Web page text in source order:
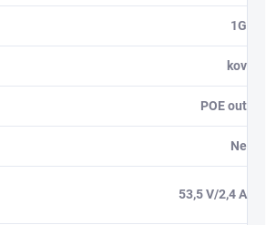
1G
kov
POE out
Ne
53,5 V/2,4 A